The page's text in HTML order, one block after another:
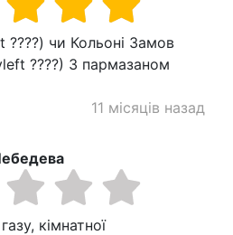
????) чи Кольоні Замов
????) З пармазаном
11 місяців назад
кімнатної